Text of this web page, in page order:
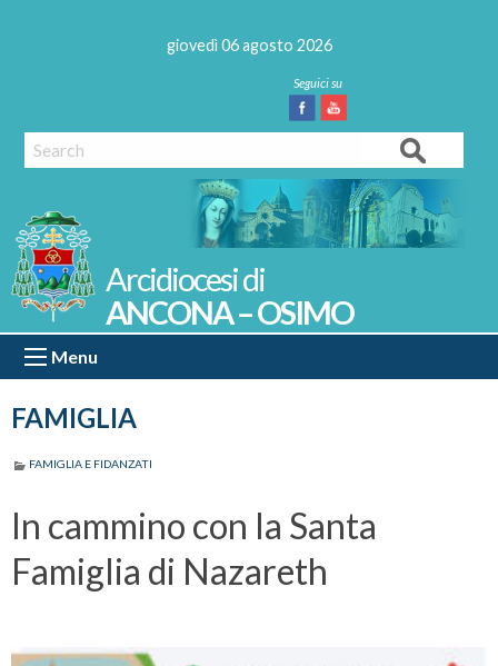
giovedì 06 agosto 2026
Facebook
Youtube
Search
FAMIGLIA
ANCONA – OSIMO
Menu
FAMIGLIA E FIDANZATI
In cammino con la Santa
Famiglia di Nazareth